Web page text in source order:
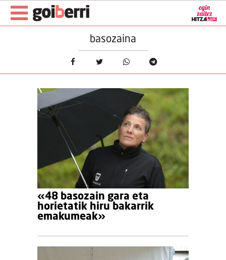
basozaina
«48 basozain gara eta
horietatik hiru bakarrik
emakumeak»